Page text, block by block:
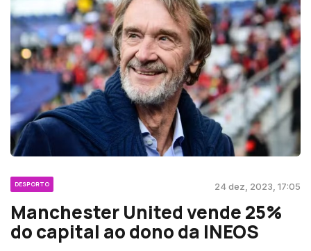
DESPORTO 24 dez, 2023, 17:05
Manchester United vende 25%
do capital ao dono da INEOS